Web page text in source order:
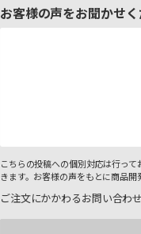
お客様の声をお聞かせく
こちらの投稿への個別対応は行っ
きます。お客様の声をもとに商品開
ご注文にかかわるお問い合わ